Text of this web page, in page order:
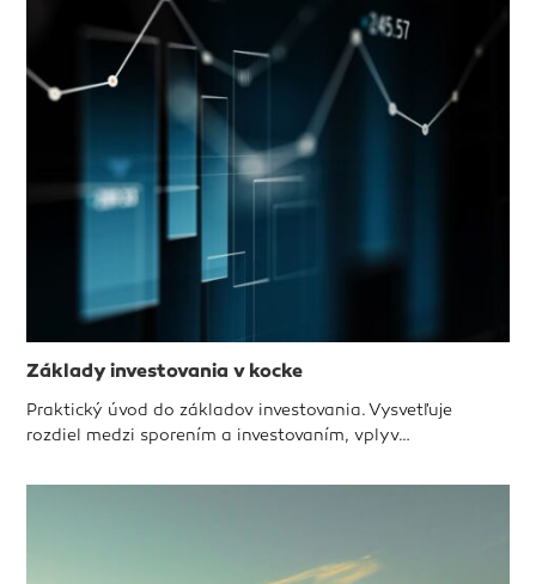
Základy investovania v kocke
Praktický úvod do základov investovania. Vysvetľuje
rozdiel medzi sporením a investovaním, vplyv…